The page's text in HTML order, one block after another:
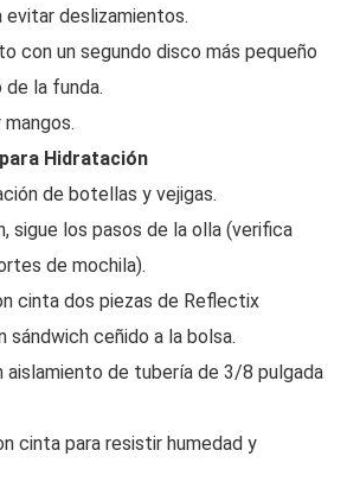
evitar deslizamientos.
con un segundo disco más pequeño
la funda.
mangos.
Hidratación
de botellas y vejigas.
sigue los pasos de la olla (verifica
de mochila).
cinta dos piezas de Reflectix
sándwich ceñido a la bolsa.
aislamiento de tubería de 3/8 pulgada
cinta para resistir humedad y